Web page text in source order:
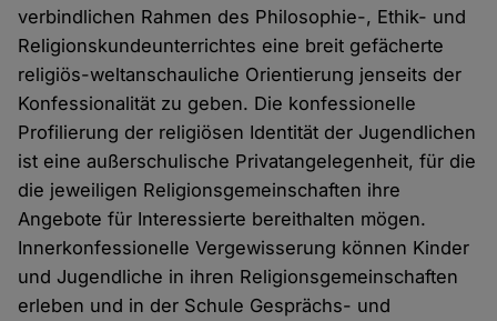
verbindlichen Rahmen des Philosophie-, Ethik- und
Religionskundeunterrichtes eine breit gefächerte
religiös-weltanschauliche Orientierung jenseits der
Konfessionalität zu geben. Die konfessionelle
Profilierung der religiösen Identität der Jugendlichen
ist eine außerschulische Privatangelegenheit, für die
die jeweiligen Religionsgemeinschaften ihre
Angebote für Interessierte bereithalten mögen.
Innerkonfessionelle Vergewisserung können Kinder
und Jugendliche in ihren Religionsgemeinschaften
erleben und in der Schule Gesprächs- und